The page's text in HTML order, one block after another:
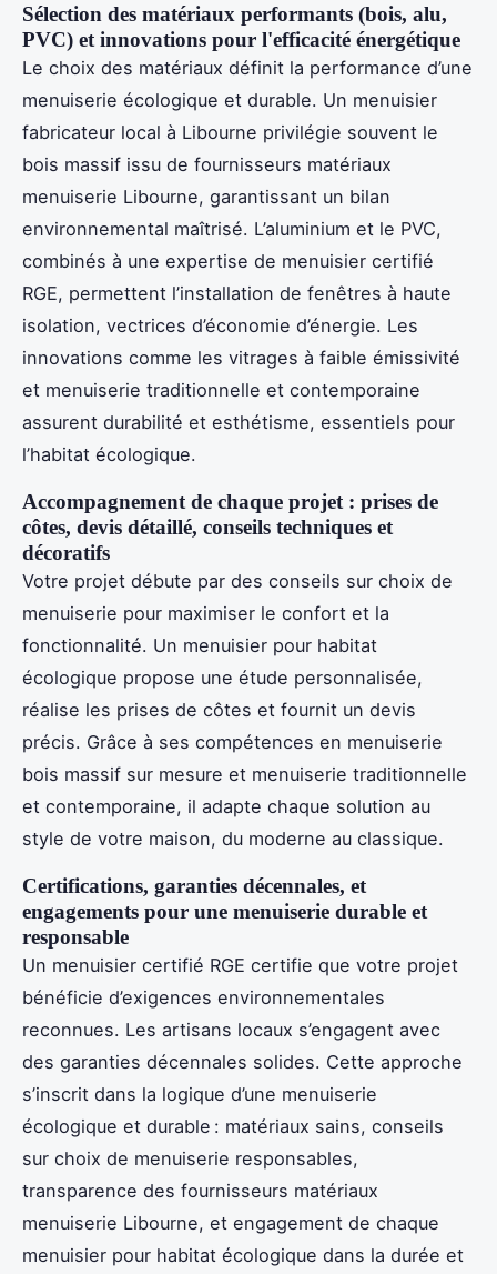
Sélection des matériaux performants (bois, alu,
PVC) et innovations pour l'efficacité énergétique
Le choix des matériaux définit la performance d’une
menuiserie écologique et durable. Un menuisier
fabricateur local à Libourne privilégie souvent le
bois massif issu de fournisseurs matériaux
menuiserie Libourne, garantissant un bilan
environnemental maîtrisé. L’aluminium et le PVC,
combinés à une expertise de menuisier certifié
RGE, permettent l’installation de fenêtres à haute
isolation, vectrices d’économie d’énergie. Les
innovations comme les vitrages à faible émissivité
et menuiserie traditionnelle et contemporaine
assurent durabilité et esthétisme, essentiels pour
l’habitat écologique.
Accompagnement de chaque projet : prises de
côtes, devis détaillé, conseils techniques et
décoratifs
Votre projet débute par des conseils sur choix de
menuiserie pour maximiser le confort et la
fonctionnalité. Un menuisier pour habitat
écologique propose une étude personnalisée,
réalise les prises de côtes et fournit un devis
précis. Grâce à ses compétences en menuiserie
bois massif sur mesure et menuiserie traditionnelle
et contemporaine, il adapte chaque solution au
style de votre maison, du moderne au classique.
Certifications, garanties décennales, et
engagements pour une menuiserie durable et
responsable
Un menuisier certifié RGE certifie que votre projet
bénéficie d’exigences environnementales
reconnues. Les artisans locaux s’engagent avec
des garanties décennales solides. Cette approche
s’inscrit dans la logique d’une menuiserie
écologique et durable : matériaux sains, conseils
sur choix de menuiserie responsables,
transparence des fournisseurs matériaux
menuiserie Libourne, et engagement de chaque
menuisier pour habitat écologique dans la durée et